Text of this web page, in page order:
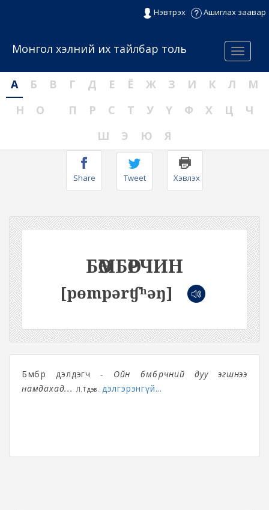
Нэвтрэх Ашиглах заавар
Menu
Монгол хэлний их тайлбар толь
А Б В Г Д Е Ё Ж З И К Л
М
Н
О П Р С Т У Ү Ф Х Ц
Ч
Ш
Э Ю Я
Share Tweet Хэвлэх
БӨМБӨРЧИН
[pɵmpərʧʰəŋ]
Бөмбөр дэлдэгч- Ойн бөмбөрчний дуу эгшнээ
намдахад... Л.Түдэв. дэлгэрэнгүй...